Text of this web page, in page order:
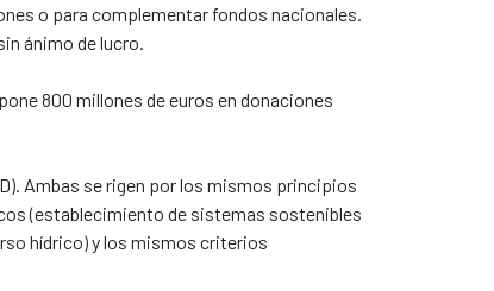
o para complementar fondos nacionales.
ánimo de lucro.
800 millones de euros en donaciones
Ambas se rigen por los mismos principios
(establecimiento de sistemas sostenibles
hídrico) y los mismos criterios